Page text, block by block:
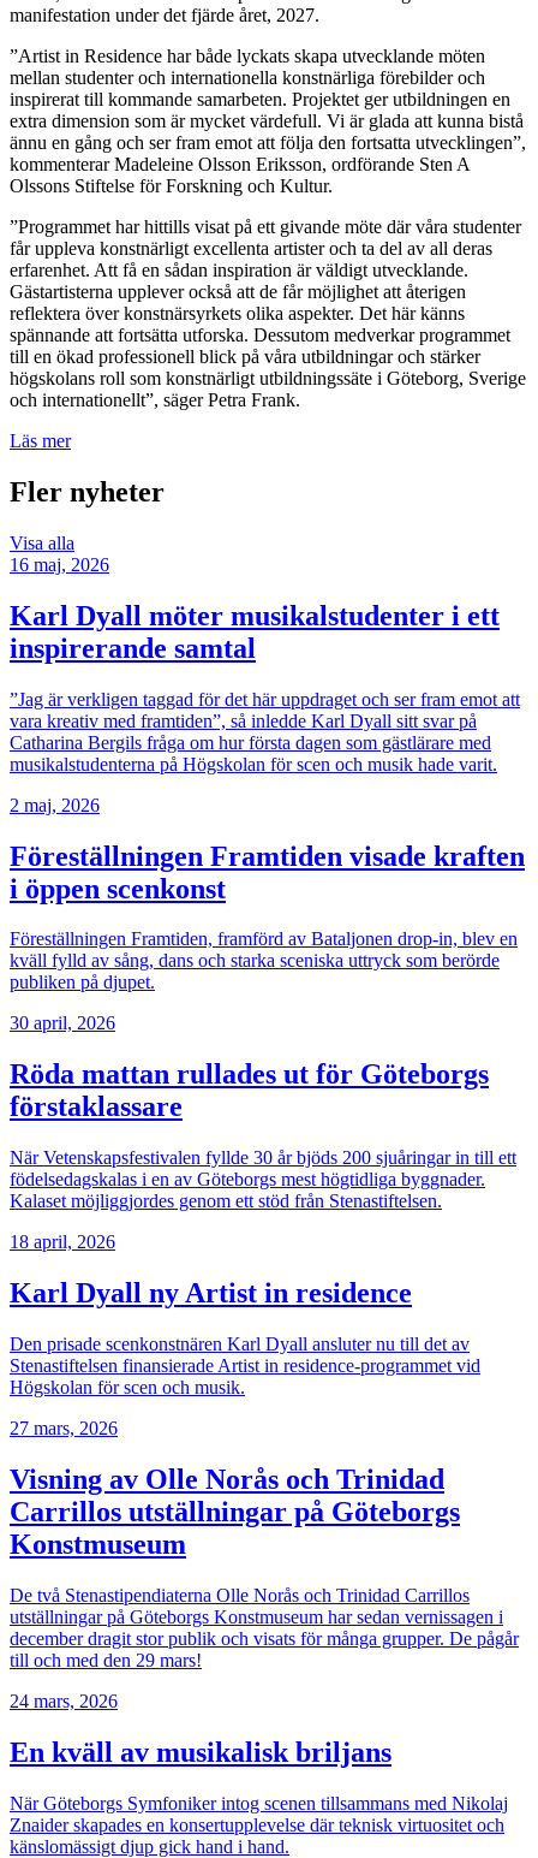
manifestation under det fjärde året, 2027.
”Artist in Residence har både lyckats skapa utvecklande möten
mellan studenter och internationella konstnärliga förebilder och
inspirerat till kommande samarbeten. Projektet ger utbildningen en
extra dimension som är mycket värdefull. Vi är glada att kunna bistå
ännu en gång och ser fram emot att följa den fortsatta utvecklingen”,
kommenterar Madeleine Olsson Eriksson, ordförande Sten A
Olssons Stiftelse för Forskning och Kultur.
”Programmet har hittills visat på ett givande möte där våra studenter
får uppleva konstnärligt excellenta artister och ta del av all deras
erfarenhet. Att få en sådan inspiration är väldigt utvecklande.
Gästartisterna upplever också att de får möjlighet att återigen
reflektera över konstnärsyrkets olika aspekter. Det här känns
spännande att fortsätta utforska. Dessutom medverkar programmet
till en ökad professionell blick på våra utbildningar och stärker
högskolans roll som konstnärligt utbildningssäte i Göteborg, Sverige
och internationellt”, säger Petra Frank.
Läs mer
Fler nyheter
Visa alla
16 maj, 2026
Karl Dyall möter musikalstudenter i ett
inspirerande samtal
”Jag är verkligen taggad för det här uppdraget och ser fram emot att
vara kreativ med framtiden”, så inledde Karl Dyall sitt svar på
Catharina Bergils fråga om hur första dagen som gästlärare med
musikalstudenterna på Högskolan för scen och musik hade varit.
2 maj, 2026
Föreställningen Framtiden visade kraften
i öppen scenkonst
Föreställningen Framtiden, framförd av Bataljonen drop-in, blev en
kväll fylld av sång, dans och starka sceniska uttryck som berörde
publiken på djupet.
30 april, 2026
Röda mattan rullades ut för Göteborgs
förstaklassare
När Vetenskapsfestivalen fyllde 30 år bjöds 200 sjuåringar in till ett
födelsedagskalas i en av Göteborgs mest högtidliga byggnader.
Kalaset möjliggjordes genom ett stöd från Stenastiftelsen.
18 april, 2026
Karl Dyall ny Artist in residence
Den prisade scenkonstnären Karl Dyall ansluter nu till det av
Stenastiftelsen finansierade Artist in residence-programmet vid
Högskolan för scen och musik.
27 mars, 2026
Visning av Olle Norås och Trinidad
Carrillos utställningar på Göteborgs
Konstmuseum
De två Stenastipendiaterna Olle Norås och Trinidad Carrillos
utställningar på Göteborgs Konstmuseum har sedan vernissagen i
december dragit stor publik och visats för många grupper. De pågår
till och med den 29 mars!
24 mars, 2026
En kväll av musikalisk briljans
När Göteborgs Symfoniker intog scenen tillsammans med Nikolaj
Znaider skapades en konsertupplevelse där teknisk virtuositet och
känslomässigt djup gick hand i hand.